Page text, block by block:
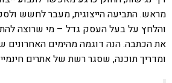
מראש. התביעה הייצוגית, מעבר לחשש
והלחץ על בעל העסק גדל – מי שרוצה
את הכתבה. הנה דוגמה מהימים האחרונים
ומדריך תוכנה, שסגר רשת של אתרים